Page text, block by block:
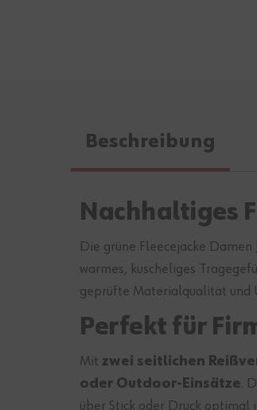
Beschreibung
Nachhaltiges
Die grüne Fleecejacke
warmes, kuscheliges
geprüfte Materialqualität und
Perfekt für
Mit zwei seitlichen
oder Outdoor-Einsätze.
über Stick oder Druck optimal